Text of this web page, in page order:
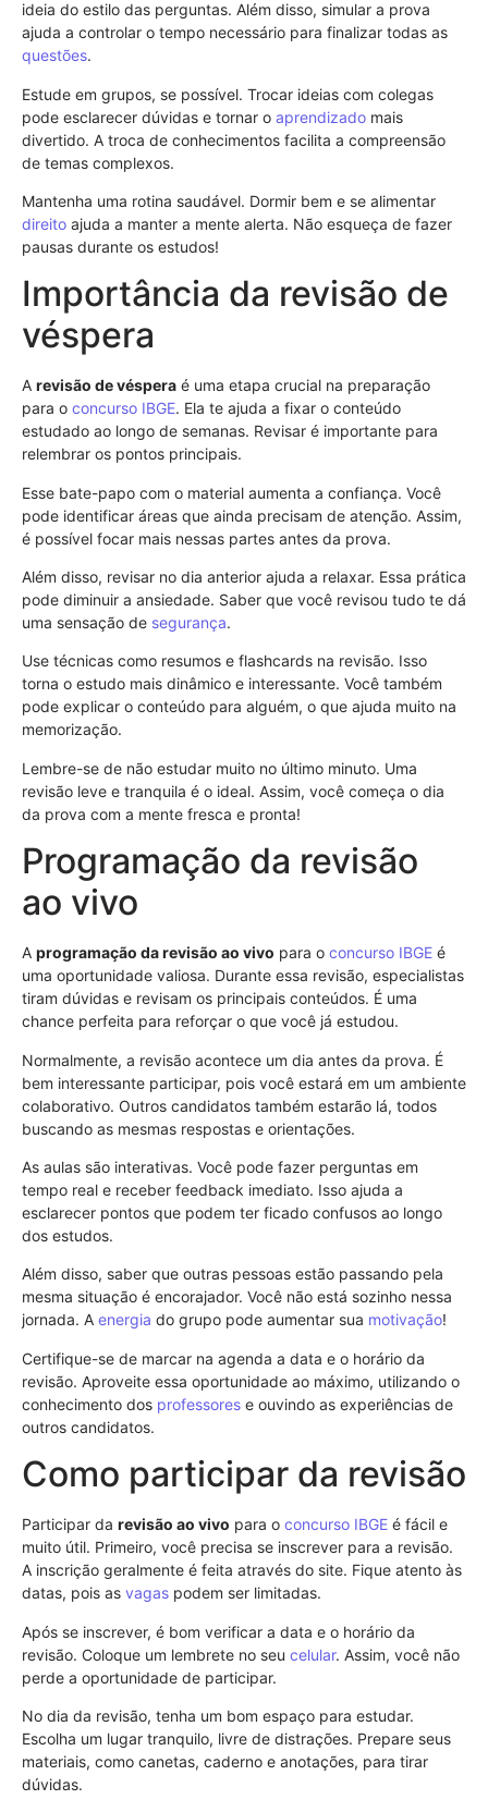
ideia do estilo das perguntas. Além disso, simular a prova
ajuda a controlar o tempo necessário para finalizar todas as
questões.
Estude em grupos, se possível. Trocar ideias com colegas
pode esclarecer dúvidas e tornar o aprendizado mais
divertido. A troca de conhecimentos facilita a compreensão
de temas complexos.
Mantenha uma rotina saudável. Dormir bem e se alimentar
direito ajuda a manter a mente alerta. Não esqueça de fazer
pausas durante os estudos!
Importância da revisão de
véspera
A revisão de véspera é uma etapa crucial na preparação
para o concurso IBGE. Ela te ajuda a fixar o conteúdo
estudado ao longo de semanas. Revisar é importante para
relembrar os pontos principais.
Esse bate-papo com o material aumenta a confiança. Você
pode identificar áreas que ainda precisam de atenção. Assim,
é possível focar mais nessas partes antes da prova.
Além disso, revisar no dia anterior ajuda a relaxar. Essa prática
pode diminuir a ansiedade. Saber que você revisou tudo te dá
uma sensação de segurança.
Use técnicas como resumos e flashcards na revisão. Isso
torna o estudo mais dinâmico e interessante. Você também
pode explicar o conteúdo para alguém, o que ajuda muito na
memorização.
Lembre-se de não estudar muito no último minuto. Uma
revisão leve e tranquila é o ideal. Assim, você começa o dia
da prova com a mente fresca e pronta!
Programação da revisão
ao vivo
A programação da revisão ao vivo para o concurso IBGE é
uma oportunidade valiosa. Durante essa revisão, especialistas
tiram dúvidas e revisam os principais conteúdos. É uma
chance perfeita para reforçar o que você já estudou.
Normalmente, a revisão acontece um dia antes da prova. É
bem interessante participar, pois você estará em um ambiente
colaborativo. Outros candidatos também estarão lá, todos
buscando as mesmas respostas e orientações.
As aulas são interativas. Você pode fazer perguntas em
tempo real e receber feedback imediato. Isso ajuda a
esclarecer pontos que podem ter ficado confusos ao longo
dos estudos.
Além disso, saber que outras pessoas estão passando pela
mesma situação é encorajador. Você não está sozinho nessa
jornada. A energia do grupo pode aumentar sua motivação!
Certifique-se de marcar na agenda a data e o horário da
revisão. Aproveite essa oportunidade ao máximo, utilizando o
conhecimento dos professores e ouvindo as experiências de
outros candidatos.
Como participar da revisão
Participar da revisão ao vivo para o concurso IBGE é fácil e
muito útil. Primeiro, você precisa se inscrever para a revisão.
A inscrição geralmente é feita através do site. Fique atento às
datas, pois as vagas podem ser limitadas.
Após se inscrever, é bom verificar a data e o horário da
revisão. Coloque um lembrete no seu celular. Assim, você não
perde a oportunidade de participar.
No dia da revisão, tenha um bom espaço para estudar.
Escolha um lugar tranquilo, livre de distrações. Prepare seus
materiais, como canetas, caderno e anotações, para tirar
dúvidas.